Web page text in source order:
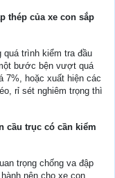
thép của xe con sắp
quá trình kiểm tra đầu
bước bện vượt quá
7%, hoặc xuất hiện các
rỉ sét nghiêm trọng thì
cầu trục có cần kiểm
trọng chống va đập
nên cho xe con